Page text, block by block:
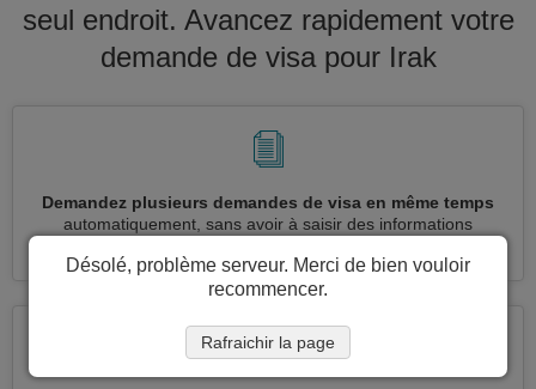
seul endroit. Avancez rapidement votre
demande de visa pour Irak
Demandez plusieurs demandes de visa en même temps
automatiquement, sans avoir à saisir des informations
Désolé, problème serveur. Merci de bien vouloir
recommencer.
Rafraichir la page